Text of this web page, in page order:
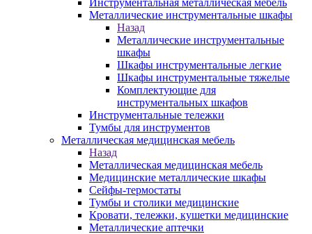
Инструментальная металлическая мебель
Металлические инструментальные шкафы
Назад
Металлические инструментальные
шкафы
Шкафы инструментальные легкие
Шкафы инструментальные тяжелые
Комплектующие для
инструментальных шкафов
Инструментальные тележки
Тумбы для инструментов
Металлическая медицинская мебель
Назад
Металлическая медицинская мебель
Медицинские металлические шкафы
Сейфы-термостаты
Тумбы и столики медицинские
Кровати, тележки, кушетки медицинские
Металлические аптечки